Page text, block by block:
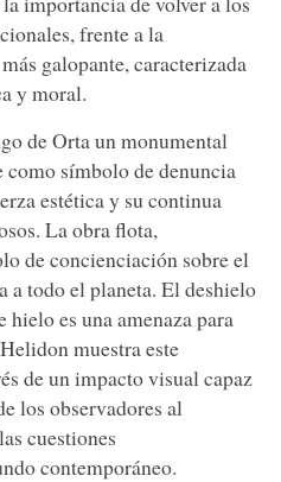
frente a la
galopante, caracterizada
y moral.
de Orta un monumental
símbolo de denuncia
estética y su continua
La obra flota,
de concienciación sobre el
a todo el planeta. El deshielo
es una amenaza para
muestra este
de un impacto visual capaz
los observadores al
cuestiones
contemporáneo.